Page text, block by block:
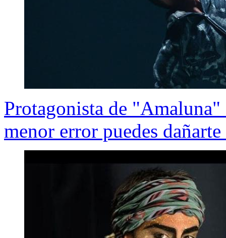
Protagonista de
menor error puedes